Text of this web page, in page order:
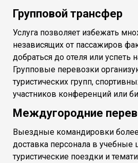
Групповой трансфер
Услуга позволяет избежать
независящих от пассажиров
добраться до отеля или успеть
Групповые перевозки
туристических групп,
участников конференций или
Междугородние
Выездные командировки
доставка персонала в учебные
туристические поездки и